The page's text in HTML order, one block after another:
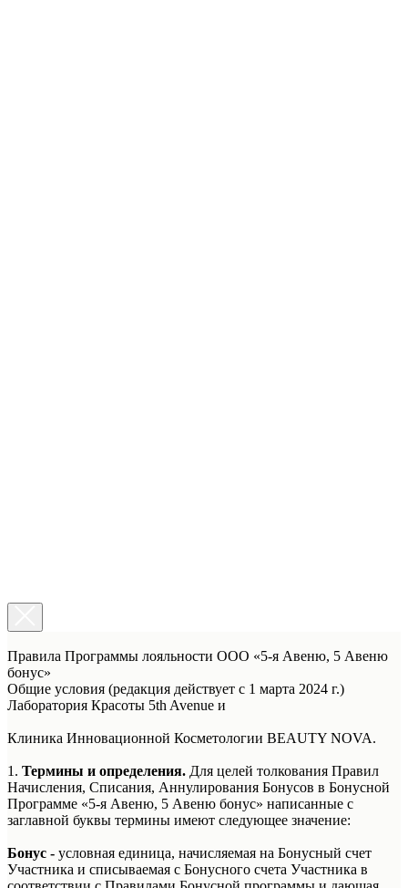
Правила Программы лояльности ООО «5-я Авеню, 5 Авеню
бонус»
Общие условия (редакция действует с 1 марта 2024 г.)
Лаборатория Красоты 5th Avenue и
Клиника Инновационной Косметологии BEAUTY NOVA.
1. Термины и определения. Для целей толкования Правил
Начисления, Списания, Аннулирования Бонусов в Бонусной
Программе «5-я Авеню, 5 Авеню бонус» написанные с
заглавной буквы термины имеют следующее значение:
Бонус - условная единица, начисляемая на Бонусный счет
Участника и списываемая с Бонусного счета Участника в